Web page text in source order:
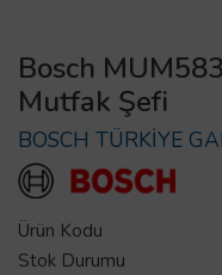
Bosch
Mutfak Şefi
BOSCH TÜRKİYE
Ürün Kodu
Stok Durumu